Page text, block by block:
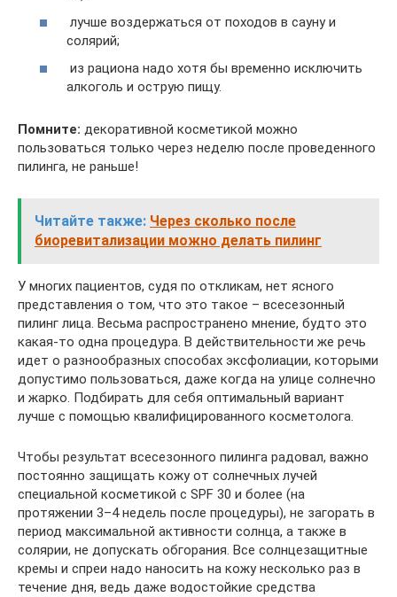
лучше воздержаться от походов в сауну и
солярий;
из рациона надо хотя бы временно исключить
алкоголь и острую пищу.
Помните: декоративной косметикой можно
пользоваться только через неделю после проведенного
пилинга, не раньше!
Читайте также: Через сколько после
биоревитализации можно делать пилинг
У многих пациентов, судя по откликам, нет ясного
представления о том, что это такое – всесезонный
пилинг лица. Весьма распространено мнение, будто это
какая-то одна процедура. В действительности же речь
идет о разнообразных способах эксфолиации, которыми
допустимо пользоваться, даже когда на улице солнечно
и жарко. Подбирать для себя оптимальный вариант
лучше с помощью квалифицированного косметолога.
Чтобы результат всесезонного пилинга радовал, важно
постоянно защищать кожу от солнечных лучей
специальной косметикой с SPF 30 и более (на
протяжении 3–4 недель после процедуры), не загорать в
период максимальной активности солнца, а также в
солярии, не допускать обгорания. Все солнцезащитные
кремы и спреи надо наносить на кожу несколько раз в
течение дня, ведь даже водостойкие средства